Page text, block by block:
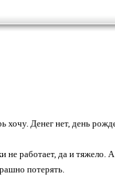
Денег нет, день
не работает, да и
потерять.